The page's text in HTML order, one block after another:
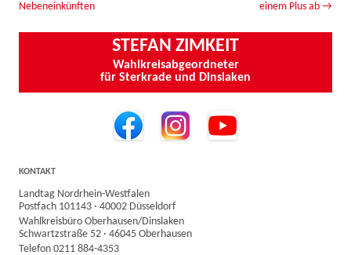
Nebeneinkünften
einem Plus ab →
STEFAN ZIMKEIT
Wahlkreisabgeordneter
für Sterkrade und Dinslaken
KONTAKT
Landtag Nordrhein-Westfalen
Postfach 101143 · 40002 Düsseldorf
Wahlkreisbüro Oberhausen/Dinslaken
Schwartzstraße 52 · 46045 Oberhausen
Telefon 0211 884-4353